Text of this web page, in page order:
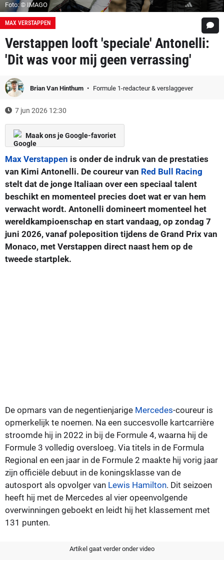
Foto: © IMAGO
MAX VERSTAPPEN
Verstappen looft 'speciale' Antonelli:
'Dit was voor mij geen verrassing'
Brian Van Hinthum Formule 1-redacteur & verslaggever
7 jun 2026 12:30
Maak ons je Google-favoriet
Max Verstappen is onder de indruk van de prestaties
van Kimi Antonelli. De coureur van Red Bull Racing
stelt dat de jonge Italiaan over een speciaal talent
beschikt en momenteel precies doet wat er van hem
verwacht wordt. Antonelli domineert momenteel het
wereldkampioenschap en start vandaag, op zondag 7
juni 2026, vanaf poleposition tijdens de Grand Prix van
Monaco, met Verstappen direct naast hem op de
tweede startplek.
De opmars van de negentienjarige Mercedes-coureur is
opmerkelijk te noemen. Na een succesvolle kartcarrière
stroomde hij in 2022 in bij de Formule 4, waarna hij de
Formule 3 volledig oversloeg. Via titels in de Formula
Regional en een jaar in de Formule 2 maakte hij vorig jaar
zijn officiële debuut in de koningsklasse van de
autosport als opvolger van Lewis Hamilton. Dit seizoen
heeft hij met de Mercedes al vier opeenvolgende
overwinningen geboekt en leidt hij het klassement met
131 punten.
Artikel gaat verder onder video